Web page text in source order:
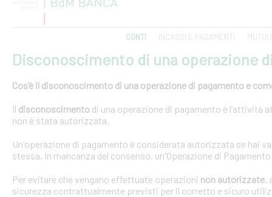
CONTI INCASSI E PAGAMENTI MUTUI
Disconoscimento di una operazione
Cos’è il disconoscimento di una operazione di pagamento e
Il disconoscimento di una operazione di pagamento è l’attività
non è stata autorizzata.
Un'operazione di pagamento è considerata autorizzata se hai
stessa. In mancanza del consenso, un'Operazione di
Per evitare che vengano effettuate operazioni non autorizzate,
sicurezza contrattualmente previsti per il corretto e sicuro